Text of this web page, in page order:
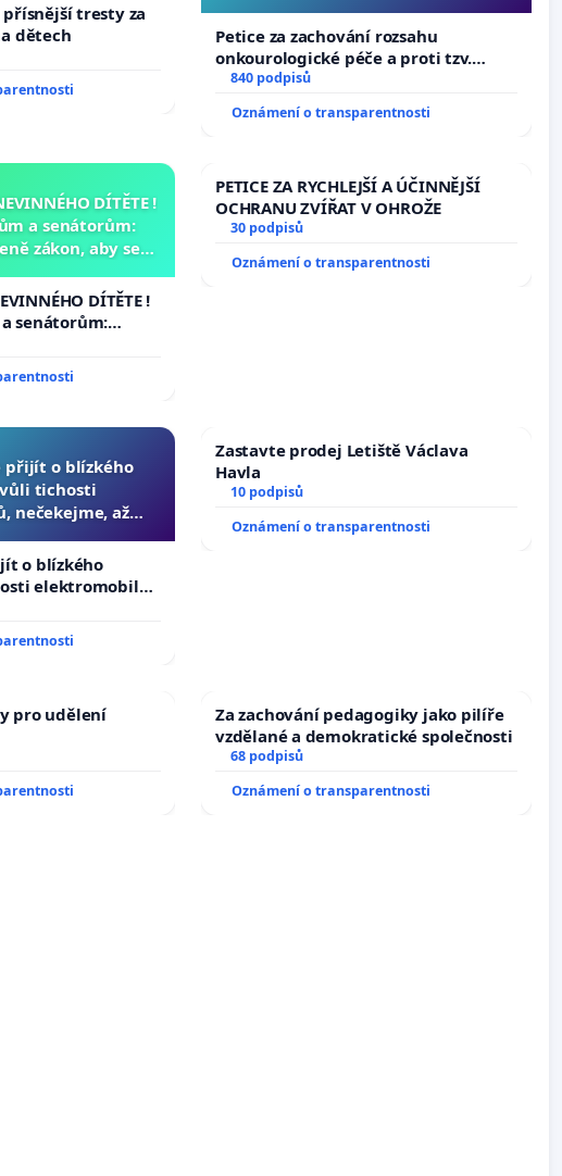
tresty za
dětech
Petice za zachování rozsahu
onkourologické péče a proti tzv.
docentralizaci operačních výkonů
840 podpisů
Oznámení o transparentnosti
DÍTĚTE !
a senátorům:
zákon, aby se
DÍTĚTE !
senátorům:
aby se
PETICE ZA RYCHLEJŠÍ A ÚČINNĚJŠÍ
OCHRANU ZVÍŘAT V OHROŽE
30 podpisů
Oznámení o transparentnosti
přijít o blízkého
tichosti
nečekejme, až
o blízkého
elektromobilů,
další,
Zastavte prodej Letiště Václava
Havla
10 podpisů
Oznámení o transparentnosti
pro udělení
Za zachování pedagogiky jako pilíře
vzdělané a demokratické společnosti
68 podpisů
Oznámení o transparentnosti